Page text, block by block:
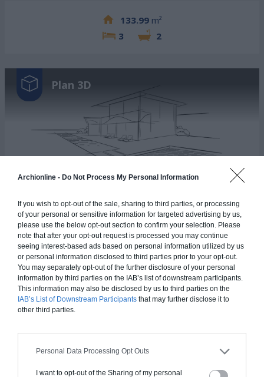
Archionline - Do Not Process My Personal Information
If you wish to opt-out of the sale, sharing to third parties, or processing
of your personal or sensitive information for targeted advertising by us,
please use the below opt-out section to confirm your selection. Please
note that after your opt-out request is processed you may continue
seeing interest-based ads based on personal information utilized by us
or personal information disclosed to third parties prior to your opt-out.
You may separately opt-out of the further disclosure of your personal
information by third parties on the IAB’s list of downstream participants.
This information may also be disclosed by us to third parties on the
IAB’s List of Downstream Participants that may further disclose it to
other third parties.
Personal Data Processing Opt Outs
I want to opt-out of the Sharing of my personal
133.99 m²
3
2
Plan 3D
Maison Olivier
90.83m²
4
2
Plan 3D